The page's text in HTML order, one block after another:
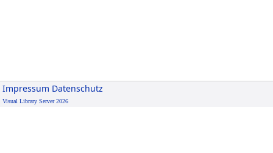
Impressum Datenschutz
Visual Library Server 2026